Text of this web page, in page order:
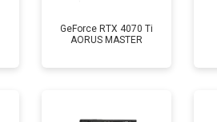
GeForce RTX 4070 Ti
AORUS MASTER